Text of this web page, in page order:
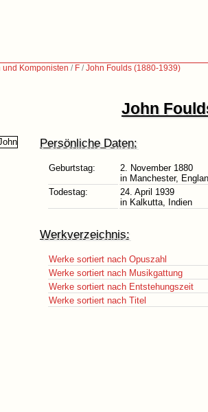
und Komponisten / F /John Foulds (1880-1939)
John
Persönliche Daten:
Geburtstag:
2. November 1880
in Manchester,
Todestag:
24. April 1939
in Kalkutta, Indien
Werkverzeichnis:
Werke sortiert nach Opuszahl
Werke sortiert nach Musikgattung
Werke sortiert nach Entstehungszeit
Werke sortiert nach Titel